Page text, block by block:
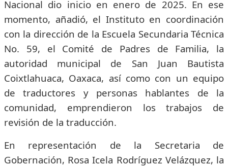
Nacional dio inicio en enero de 2025. En ese
momento, añadió, el Instituto en coordinación
con la dirección de la Escuela Secundaria Técnica
No. 59, el Comité de Padres de Familia, la
autoridad municipal de San Juan Bautista
Coixtlahuaca, Oaxaca, así como con un equipo
de traductores y personas hablantes de la
comunidad, emprendieron los trabajos de
revisión de la traducción.
En representación de la Secretaria de
Gobernación, Rosa Icela Rodríguez Velázquez, la